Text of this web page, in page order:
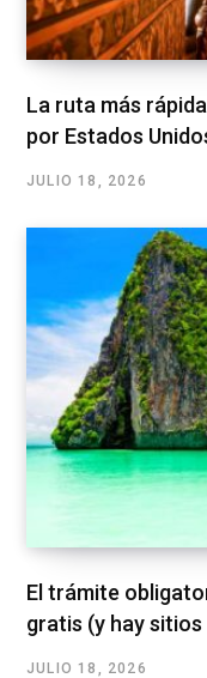
La ruta más
por Estados
JULIO 18, 2026
El trámite
gratis (y hay
JULIO 18, 2026